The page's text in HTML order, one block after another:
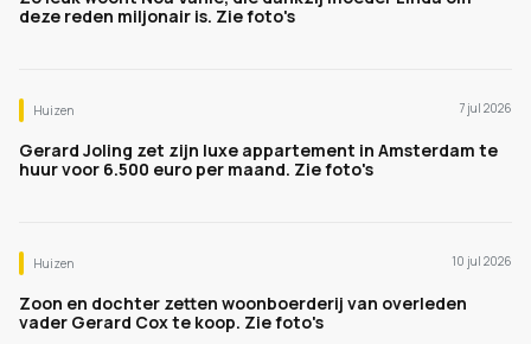
deze reden miljonair is. Zie foto's
Huizen 7 jul 2026
Gerard Joling zet zijn luxe appartement in Amsterdam te
huur voor 6.500 euro per maand. Zie foto's
Huizen 10 jul 2026
Zoon en dochter zetten woonboerderij van overleden
vader Gerard Cox te koop. Zie foto's